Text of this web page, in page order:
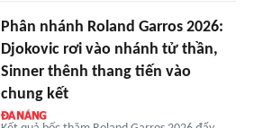
Phân nhánh Roland Garros 2026:
Djokovic rơi vào nhánh tử thần,
Sinner thênh thang tiến vào
chung kết